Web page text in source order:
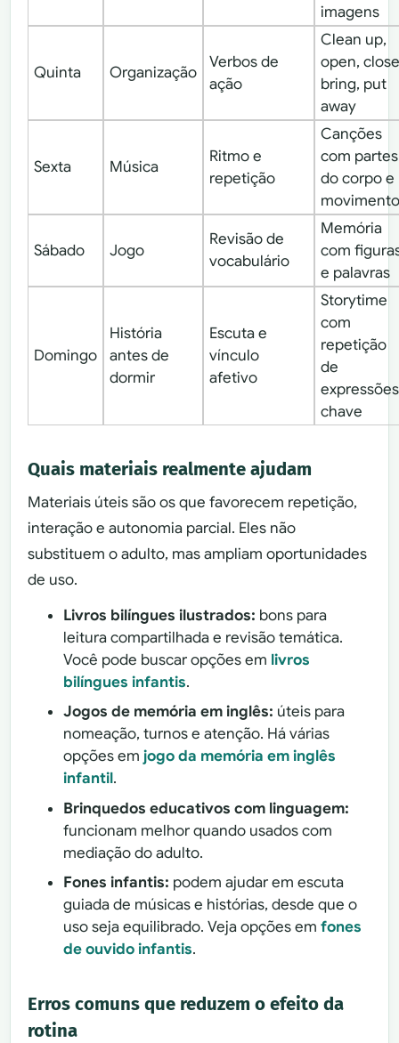
imagens
Quinta Organização
Verbos de
ação
Clean up,
open,
bring, put
away
Sexta Música
Ritmo e
repetição
Canções
com partes
do corpo e
Sábado Jogo
Revisão de
vocabulário
Memória
com
e palavras
Domingo
História
antes de
dormir
Escuta e
vínculo
afetivo
Storytime
com
repetição
de
chave
Quais materiais realmente ajudam
Materiais úteis são os que favorecem repetição,
interação e autonomia parcial. Eles não
substituem o adulto, mas ampliam oportunidades
de uso.
Livros bilíngues ilustrados: bons para
leitura compartilhada e revisão temática.
Você pode buscar opções em livros
bilíngues infantis.
Jogos de memória em inglês: úteis para
nomeação, turnos e atenção. Há várias
opções emjogo da memória em inglês
infantil.
Brinquedos educativos com linguagem:
funcionam melhor quando usados com
mediação do adulto.
Fones infantis: podem ajudar em escuta
guiada de músicas e histórias, desde que o
uso seja equilibrado. Veja opções emfones
de ouvido infantis.
Erros comuns que reduzem o efeito da
rotina